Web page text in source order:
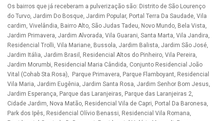
Os bairros que já receberam a pulverização são: Distrito de São Lourenço
do Turvo, Jardim Do Bosque, Jardim Popular, Portal Terra Da Saudade, Vila
cardim, Vivelândia, Bairro Alto, São Judas Tadeu, Novo Mundo, Bela Vista,
Jardim Primavera, Jardim Alvorada, Vila Guarani, Santa Marta, Vila Jandira,
Residencial Trolli, Vila Mariane, Bussola, Jardim Balista, Jardim São José,
Jardim Itália, Jardim Brasil, Residencial Altos do Pinheiro, Vila Pereira,
Jardim Morumbi, Residencial Maria Cândida, Conjunto Residencial João
Vital (Cohab Sta.Rosa), Parque Primavera, Parque Flamboyant, Residencial
Vila Maria, Jardim Eugênia, Jardim Santa Rosa, Jardim Senhor Bom Jesus,
Jardim Esperança, Parque das Laranjeiras, Parque das Laranjeiras 2,
Cidade Jardim, Nova Matão, Residencial Vila de Capri, Portal Da Baronesa,
Park dos Ipês, Residencial Olívio Benassi, Residencial Vila Romana,